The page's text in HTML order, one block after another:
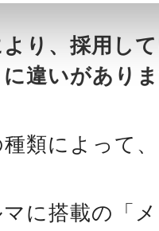
り、採用し
違いがありま
類によって
に搭載の「